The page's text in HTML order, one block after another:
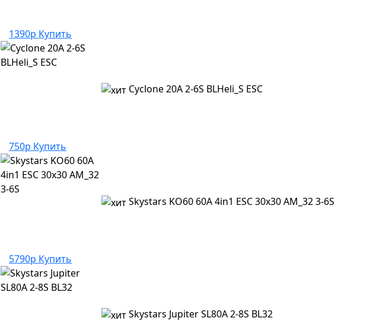
1390р Купить
Cyclone 20A 2-6S BLHeli_S ESC
750р Купить
Skystars KO60 60A 4in1 ESC 30x30 AM_32 3-6S
5790р Купить
Skystars Jupiter SL80A 2-8S BL32